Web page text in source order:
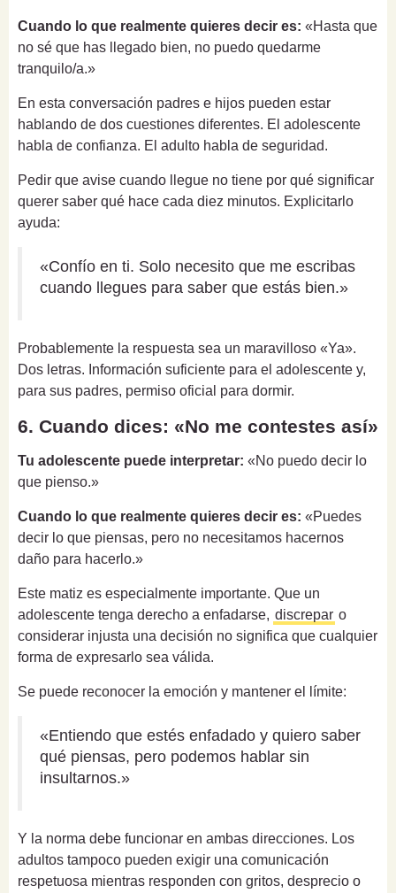
Cuando lo que realmente quieres decir es: «Hasta que
no sé que has llegado bien, no puedo quedarme
tranquilo/a.»
En esta conversación padres e hijos pueden estar
hablando de dos cuestiones diferentes. El adolescente
habla de confianza. El adulto habla de seguridad.
Pedir que avise cuando llegue no tiene por qué significar
querer saber qué hace cada diez minutos. Explicitarlo
ayuda:
«Confío en ti. Solo necesito que me escribas
cuando llegues para saber que estás bien.»
Probablemente la respuesta sea un maravilloso «Ya».
Dos letras. Información suficiente para el adolescente y,
para sus padres, permiso oficial para dormir.
6. Cuando dices: «No me contestes así»
Tu adolescente puede interpretar: «No puedo decir lo
que pienso.»
Cuando lo que realmente quieres decir es: «Puedes
decir lo que piensas, pero no necesitamos hacernos
daño para hacerlo.»
Este matiz es especialmente importante. Que un
adolescente tenga derecho a enfadarse, discrepar o
considerar injusta una decisión no significa que cualquier
forma de expresarlo sea válida.
Se puede reconocer la emoción y mantener el límite:
«Entiendo que estés enfadado y quiero saber
qué piensas, pero podemos hablar sin
insultarnos.»
Y la norma debe funcionar en ambas direcciones. Los
adultos tampoco pueden exigir una comunicación
respetuosa mientras responden con gritos, desprecio o